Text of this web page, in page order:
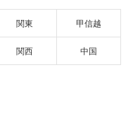
関東 甲信越
関西 中国